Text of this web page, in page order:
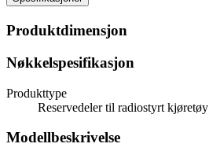
Produktdimensjon
Nøkkelspesifikasjon
Produkttype
Reservedeler til radiostyrt kjøretøy
Modellbeskrivelse